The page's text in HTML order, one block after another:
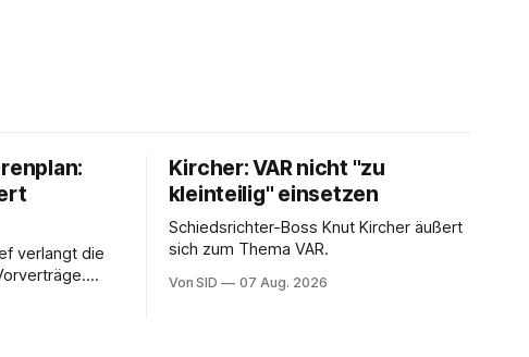
verlangt die
sein.
Kircher: VAR nicht "zu
kleinteilig" einsetzen
Schiedsrichter-Boss Knut Kircher äußert
sich zum Thema VAR.
Von SID 07 Aug. 2026